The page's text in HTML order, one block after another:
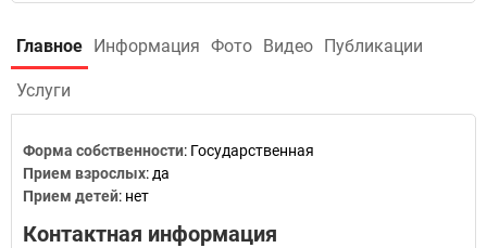
Главное Информация Фото Видео Публикации
Услуги
Форма собственности: Государственная
Прием взрослых: да
Прием детей: нет
Контактная информация